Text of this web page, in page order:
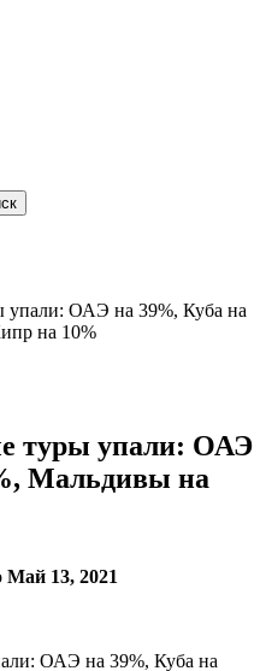
упали: ОАЭ на 39%, Куба на
на 10%
туры упали: ОАЭ
Мальдивы на
Май 13, 2021